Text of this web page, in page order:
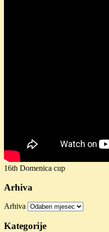
16th Domenica cup
Arhiva
Arhiva
Kategorije